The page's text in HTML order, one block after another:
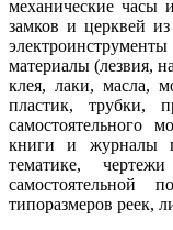
механические часы
замков и церквей
материалы (лезвия,
клея, лаки, масла,
пластик, трубки,
самостоятельного
книги и журналы
тематике,
самостоятельной
типоразмеров реек,